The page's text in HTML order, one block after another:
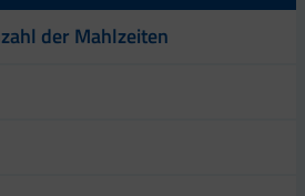
der Mahlzeiten